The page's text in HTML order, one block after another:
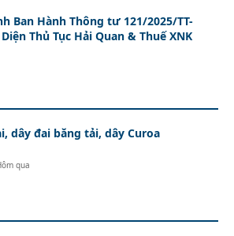
Ban Hành Thông tư 121/2025/TT-
Thủ Tục Hải Quan & Thuế XNK
dây đai băng tải, dây Curoa
qua